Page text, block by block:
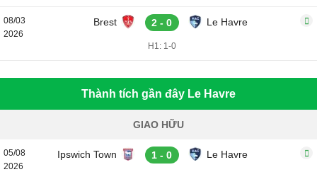
08/03
2026
Brest 2 - 0 Le Havre
H1: 1-0
Thành tích gần đây Le Havre
GIAO HỮU
05/08
2026
Ipswich Town 1 - 0 Le Havre